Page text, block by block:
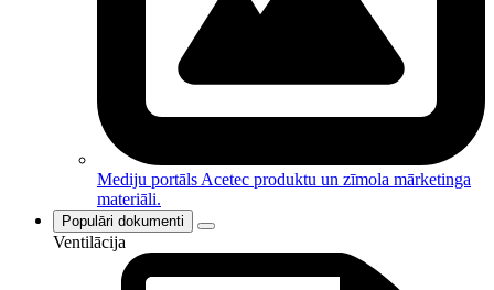
Mediju portāls Acetec produktu un zīmola mārketinga
materiāli.
Populāri dokumenti
Ventilācija